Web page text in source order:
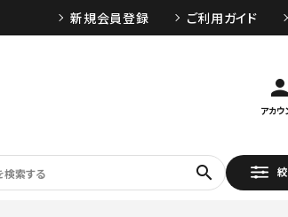
新規会員登録 ご利用ガイド
person
アカウ
search